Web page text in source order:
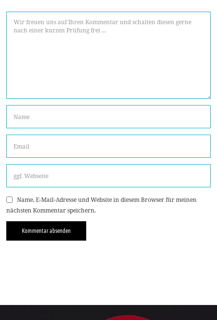
Name, E-Mail-Adresse und Website in diesem Browser für meinen
nächsten Kommentar speichern.